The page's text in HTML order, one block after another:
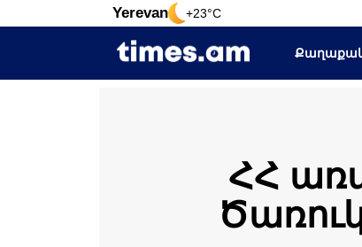
Yerevan +23°C
ՀՀ